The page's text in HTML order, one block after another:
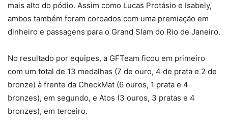
mais alto do pódio. Assim como Lucas Protásio e Isabely,
ambos também foram coroados com uma premiação em
dinheiro e passagens para o Grand Slam do Rio de Janeiro.
No resultado por equipes, a GFTeam ficou em primeiro
com um total de 13 medalhas (7 de ouro, 4 de prata e 2 de
bronze) à frente da CheckMat (6 ouros, 1 prata e 4
bronzes), em segundo, e Atos (3 ouros, 3 pratas e 4
bronzes), em terceiro.